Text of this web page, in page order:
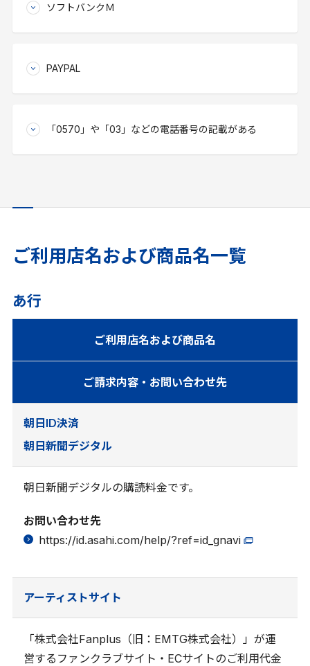
ソフトバンクＭ
PAYPAL
「0570」や「03」などの電話番号の記載がある
ご利用店名および商品名一覧
あ行
ご利用店名および商品名
ご請求内容・お問い合わせ先
朝日ID決済
朝日新聞デジタル
朝日新聞デジタルの購読料金です。
お問い合わせ先
https://id.asahi.com/help/?ref=id_gnavi
アーティストサイト
「株式会社Fanplus（旧：EMTG株式会社）」が運
営するファンクラブサイト・ECサイトのご利用代金